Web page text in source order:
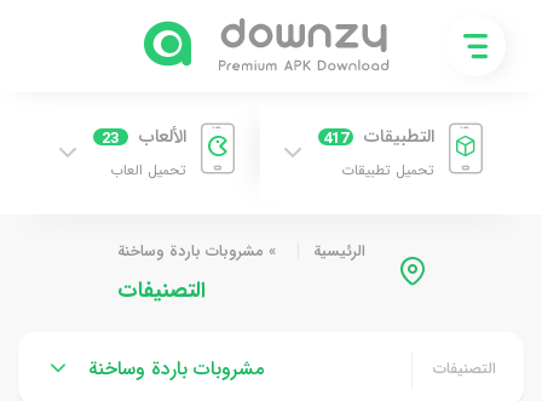
التطبيقات 417
تحميل تطبيقات
الألعاب 23
تحميل العاب
الرئيسية » مشروبات باردة وساخنة
التصنيفات
التصنيفات مشروبات باردة وساخنة